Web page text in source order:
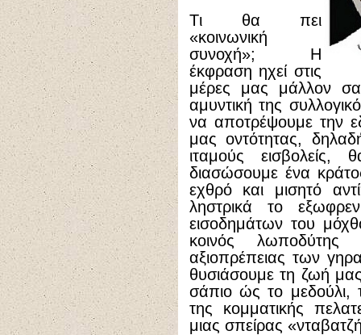
Tι θα πει
«κοινωνική
συνοχή»; H
έκφραση ηχεί στις
μέρες μας μάλλον
αμυντική της
να αποτρέψουμε την
μας οντότητας,
ιταμούς
διασώσουμε ένα
εχθρό και μισητό
ληστρικά το
εισοδημάτων του
κοινός λωποδύτης
αξιοπρέπειας των
θυσιάσουμε τη ζωή
σάπιο ώς το μεδούλι,
της κομματικής
μιας σπείρας